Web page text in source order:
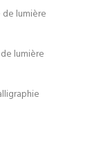
lumière
lumière